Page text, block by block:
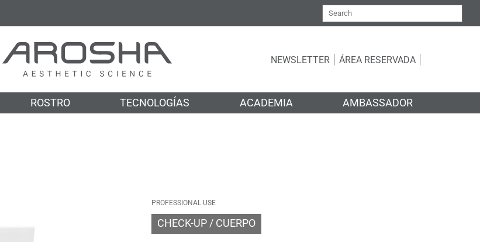
NEWSLETTER ÁREA RESERVADA
ROSTRO TECNOLOGÍAS ACADEMIA AMBASSADOR
PROFESSIONAL USE
CHECK-UP CUERPO